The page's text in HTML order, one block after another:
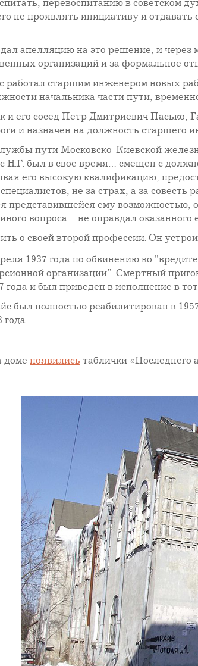
перевоспитанию в советском
не проявлять инициативу и отдавать
апелляцию на это решение, и через
организаций и за формальное
работал старшим инженером новых
начальника части пути,
и его сосед Петр Дмитриевич
и назначен на должность старшего
пути Московско-Киевской
Н.Г. был в свое время… смещен с
его высокую квалификацию,
не за страх, а за
представившейся ему возможностью,
вопроса… не оправдал оказанного
о своей второй профессии. Он
1937 года по обвинению во
организации”. Смертный
года и был приведен в исполнение в
был полностью реабилитирован в
года.
доме появились таблички «Последнего